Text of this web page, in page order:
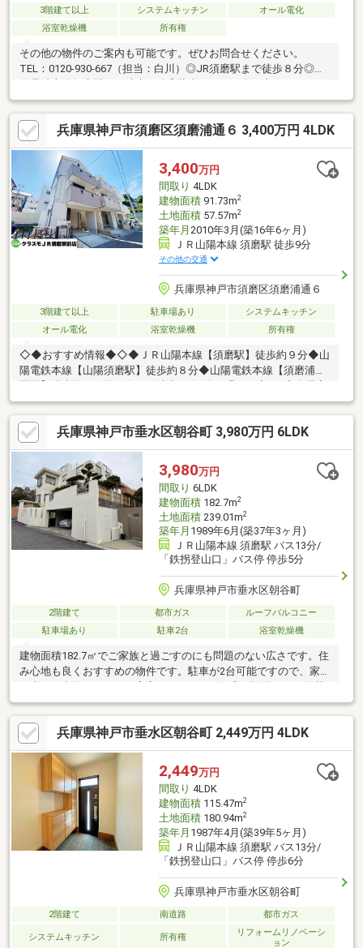
3階建て以上 システムキッチン
オール電化
浴室乾燥機
所有権
その他の物件のご案内も可能です。ぜひお問合せください。
TEL：0120-930-667（担当：白川）◎JR須磨駅まで徒歩８分◎山
◎2023年リフォーム歴有・洗面台/２階トイレ交換■住宅ローンに
ついてのご提案■弊社は【お客様から住宅ローンあっせん手数料
を頂いておりません！！】フルローンをご希望の方、勤続年数の
短い方、自営業の方、外国籍の方、また現在の他の借入れが気に
なる方、どんなお悩みもご相談下さい。提携銀行がたくさんござ
います。無理のない資金計画をご提案させていただきますので、
お気軽にご相談ください。
兵庫県神戸市須磨区須磨浦通６ 3,400万円 4LDK
3,400万円
間取り 4LDK
建物面積91.73m2
土地面積57.57m2
築年月 2010年3月(築16年6ヶ月)
ＪＲ山陽本線 須磨駅 徒歩9分
その他の交通
兵庫県神戸市須磨区須磨浦通６
3階建て以上 駐車場あり
システムキッチン
オール電化
浴室乾燥機 所有権
◇◆おすすめ情報◆◇◆ＪＲ山陽本線【須磨駅】徒歩約９分◆山
陽電鉄本線【山陽須磨駅】徒歩約８分◆山陽電鉄本線【須磨浦公
園駅】徒歩約１２分～海まで徒歩５分♪海と過ごす家♪～◆全居室
収納、リビング収納、パントリーと収納◎◆食器洗浄乾燥機、浴
室乾燥と設備充実◆令和８年３月ハウスクリーニング済み◆３階
バルコニーから海が見えます♪◆駐車場１台分（車種制限有）■□■
ネットで簡単見学予約可能です！■□■お電話が苦手な方、不動産
の敷居が高そうなど不安な方にも安心。ネット予約ならワンタッ
プで受付が完了します。【見学予約する】より、見学希望のお問
い合わせをお願いいたします。
兵庫県神戸市垂水区朝谷町 3,980万円 6LDK
3,980万円
間取り 6LDK
建物面積182.7m2
土地面積239.01m2
築年月 1989年6月(築37年3ヶ月)
ＪＲ山陽本線 須磨駅 バス13分/
「鉄拐登山口」バス停 停歩5分
兵庫県神戸市垂水区朝谷町
2階建て 都市ガス
ルーフバルコニー
駐車場あり
駐車2台 浴室乾燥機
建物面積182.7㎡でご家族と過ごすのにも問題のない広さです。住
み心地も良くおすすめの物件です。駐車が2台可能ですので、家族
機能が付いている浴室になります。角地なので日当たりも良く健
康的な生活に適しています。手が届くところになんでも置ける独
立型キッチンは作業効率が良く快適です。
兵庫県神戸市垂水区朝谷町 2,449万円 4LDK
2,449万円
間取り 4LDK
建物面積115.47m2
土地面積180.94m2
築年月 1987年4月(築39年5ヶ月)
ＪＲ山陽本線 須磨駅 バス13分/
「鉄拐登山口」バス停 停歩6分
兵庫県神戸市垂水区朝谷町
2階建て 南道路 都市ガス
システムキッチン 所有権
リフォームリノベーシ
ョン